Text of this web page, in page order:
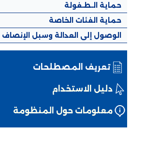
حماية الـطـفولة
حماية الفئات الخاصة
الوصول إلى العدالة وسبل الإنصاف
تعريف المصطلحات
دليل الاستخدام
معلومات حول المنظومة